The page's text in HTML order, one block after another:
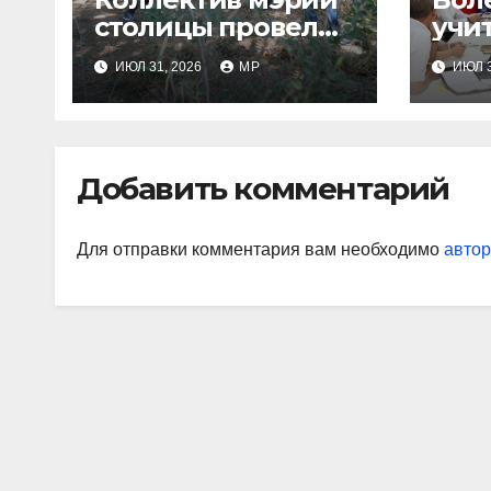
столицы провел
субботник
ИЮЛ 31, 2026 MP ИЮЛ
Добавить комментарий
Для отправки комментария вам необходимо